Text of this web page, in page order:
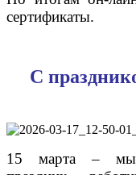
сертификаты.
С
15 марта – мы